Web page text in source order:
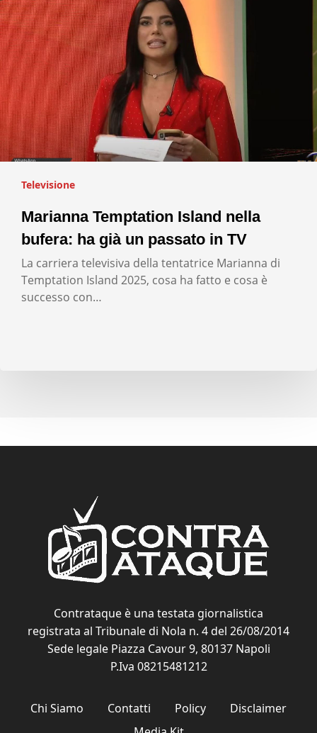
Televisione
Marianna Temptation Island nella
bufera: ha già un passato in TV
La carriera televisiva della tentatrice Marianna di
Temptation Island 2025, cosa ha fatto e cosa è
successo con…
Contrataque è una testata giornalistica
registrata al Tribunale di Nola n. 4 del 26/08/2014
Sede legale Piazza Cavour 9, 80137 Napoli
P.Iva 08215481212
Chi Siamo Contatti Policy
Disclaimer